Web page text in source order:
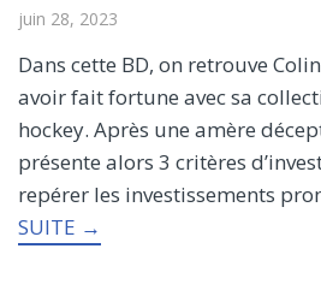
juin 28, 2023
Dans cette BD, on retrouve
avoir fait fortune avec sa
hockey. Après une amère
présente alors 3 critères
repérer les investissements
SUITE →